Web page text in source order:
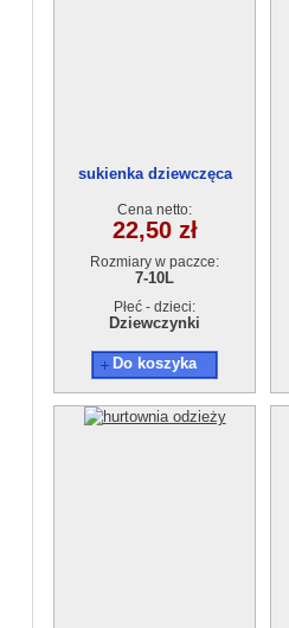
sukienka dziewczęca
Cena netto:
22,50 zł
Rozmiary w paczce:
7-10L
Płeć - dzieci:
Dziewczynki
Do koszyka